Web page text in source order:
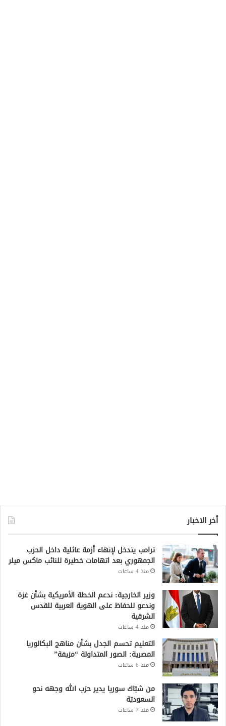
أخر الاخبار
ترامب يتدخل لإنهاء أزمة عائلية داخل الحزب
الجمهوري بعد اتهامات خطيرة للنائب ماكس ميلر
منذ 4 ساعات
وزير الخارجية: ندعم الخطة الأمريكية بشأن غزة
وندعو للحفاظ على الهوية العربية للقدس
الشرقية
منذ 4 ساعات
التعليم تحسم الجدل بشأن مناهج البكالوريا
المصرية: الصور المتداولة “مزيفة”
منذ 6 ساعات
من شبّاك سوريا يدير حزب الله وجهه نحو
السعوديّة
منذ 7 ساعات